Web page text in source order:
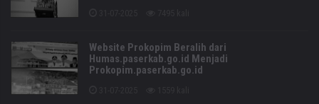
Website Prokopim Beralih dari
Humas.paserkab.go.id Menjadi
Prokopim.paserkab.go.id